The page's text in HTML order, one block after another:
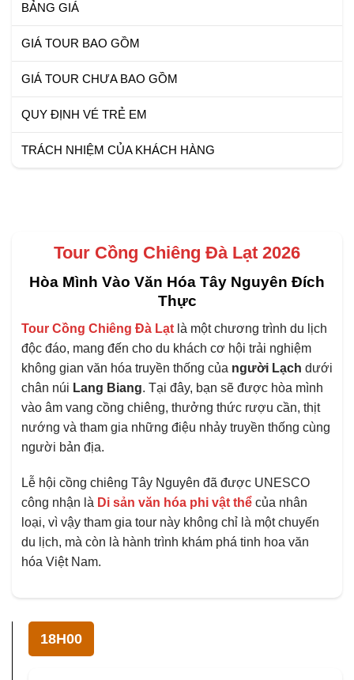
BẢNG GIÁ
GIÁ TOUR BAO GỒM
GIÁ TOUR CHƯA BAO GỒM
QUY ĐỊNH VÉ TRẺ EM
TRÁCH NHIỆM CỦA KHÁCH HÀNG
Tour Cồng Chiêng Đà Lạt 2026
Hòa Mình Vào Văn Hóa Tây Nguyên Đích
Thực
Tour Cồng Chiêng Đà Lạt là một chương trình du lịch
độc đáo, mang đến cho du khách cơ hội trải nghiệm
không gian văn hóa truyền thống của người Lạch dưới
chân núi Lang Biang. Tại đây, bạn sẽ được hòa mình
vào âm vang cồng chiêng, thưởng thức rượu cần, thịt
nướng và tham gia những điệu nhảy truyền thống cùng
người bản địa.
Lễ hội cồng chiêng Tây Nguyên đã được UNESCO
công nhận là Di sản văn hóa phi vật thể của nhân
loại, vì vậy tham gia tour này không chỉ là một chuyến
du lịch, mà còn là hành trình khám phá tinh hoa văn
hóa Việt Nam.
18H00